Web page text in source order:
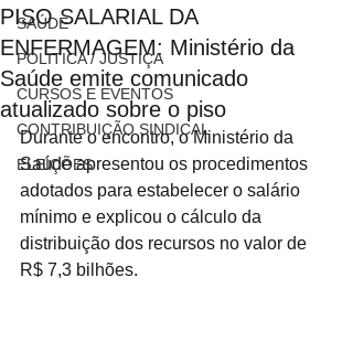
SAÚDE
POLITICA / JUSTIÇA
CURSOS E EVENTOS
CONTRIBUIÇÃO SINDICAL
ELEIÇÕES
PISO SALARIAL DA
ENFERMAGEM: Ministério da
Saúde emite comunicado
atualizado sobre o piso
Durante o encontro, o Ministério da
Saúde apresentou os procedimentos
adotados para estabelecer o salário
mínimo e explicou o cálculo da
distribuição dos recursos no valor de
R$ 7,3 bilhões.